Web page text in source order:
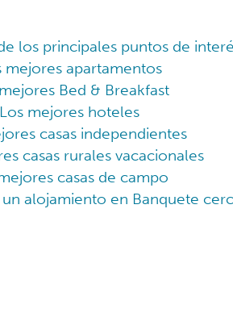
los principales puntos de
mejores apartamentos
Bed & Breakfast
Los mejores hoteles
casas independientes
casas rurales vacacionales
casas de campo
alojamiento en Banquete